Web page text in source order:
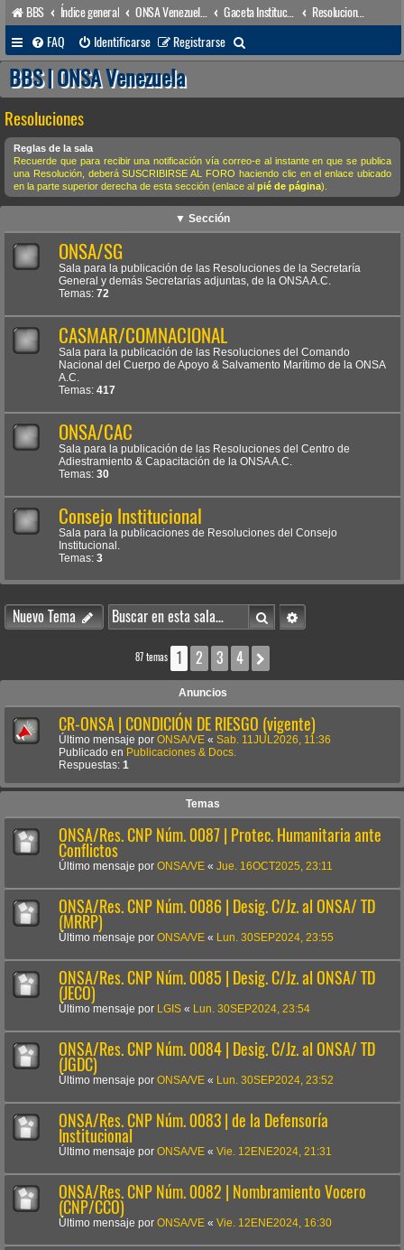
BBS Índice general
Resoluciones
FAQ
Identificarse Registrarse
u
a
r
BBS | ONSA Venezuela
Resoluciones
Reglas de la sala
Recuerde que para recibir una notificación vía correo-e al instante en que se publica
una Resolución, deberá SUSCRIBIRSE AL FORO haciendo clic en el enlace ubicado
en la parte superior derecha de esta sección (enlace al pié de página).
▼ Sección
ONSA/SG
Sala para la publicación de las Resoluciones de la Secretaría
General y demás Secretarías adjuntas, de la ONSA A.C.
Temas: 72
CASMAR/COMNACIONAL
Sala para la publicación de las Resoluciones del Comando
Nacional del Cuerpo de Apoyo & Salvamento Marítimo de la ONSA
A.C.
Temas: 417
ONSA/CAC
Sala para la publicación de las Resoluciones del Centro de
Adiestramiento & Capacitación de la ONSA A.C.
Temas: 30
Consejo Institucional
Sala para la publicaciones de Resoluciones del Consejo
Institucional.
Temas: 3
Nuevo Tema BuscarBúsqueda avanzada
87 temas 1 2 3 4
Anuncios
CR-ONSA | CONDICIÓN DE RIESGO (vigente)
Último mensaje por ONSA/VE « Sab. 11JUL2026, 11:36
Publicado en Publicaciones & Docs.
Respuestas: 1
Temas
ONSA/Res. CNP Núm. 0087 | Protec. Humanitaria ante
Conflictos
Último mensaje por ONSA/VE « Jue. 16OCT2025, 23:11
ONSA/Res. CNP Núm. 0086 | Desig. C/Jz. al ONSA/ TD
(MRRP)
Último mensaje por ONSA/VE « Lun. 30SEP2024, 23:55
ONSA/Res. CNP Núm. 0085 | Desig. C/Jz. al ONSA/ TD
(JECO)
Último mensaje por LGIS « Lun. 30SEP2024, 23:54
ONSA/Res. CNP Núm. 0084 | Desig. C/Jz. al ONSA/ TD
(JGDC)
Último mensaje por ONSA/VE « Lun. 30SEP2024, 23:52
ONSA/Res. CNP Núm. 0083 | de la Defensoría
Institucional
Último mensaje por ONSA/VE « Vie. 12ENE2024, 21:31
ONSA/Res. CNP Núm. 0082 | Nombramiento Vocero
(CNP/CCO)
Último mensaje por ONSA/VE « Vie. 12ENE2024, 16:30